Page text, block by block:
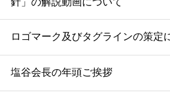
ロゴマーク及びタグラインの策定
塩谷会長の年頭ご挨拶